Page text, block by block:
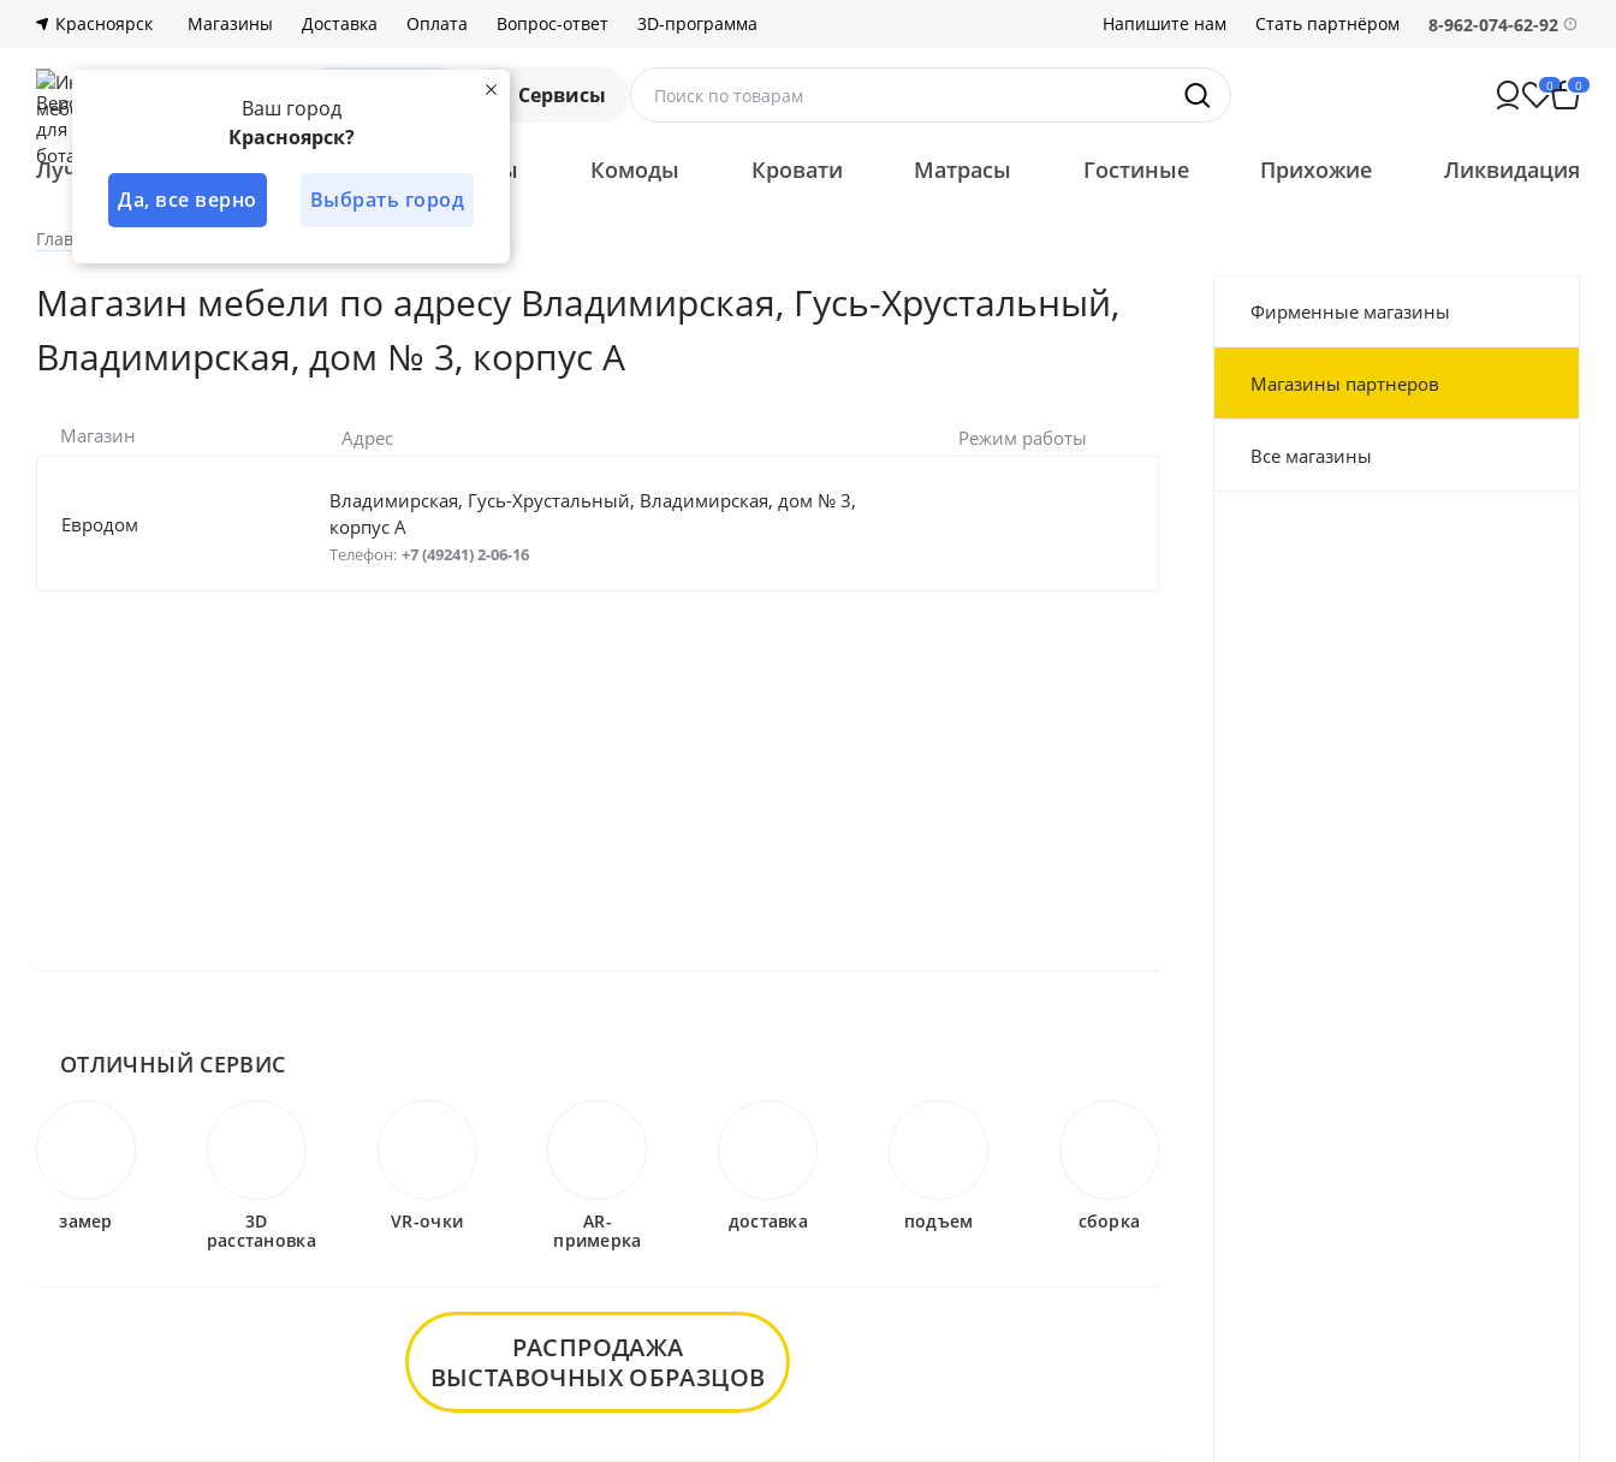
Ваш город
Красноярск?
Да, все верно Выбрать город
Красноярск Магазины Доставка Оплата Вопрос-ответ 3D-программа Напишите нам Стать партнёром 8-962-074-62-92
Сервисы Поиск по товарам 0 0
Лучшее решение Шкафы Комоды Кровати Матрасы Гостиные Прихожие Ликвидация
Главная
Магазин мебели по адресу Владимирская, Гусь-Хрустальный,
Владимирская, дом № 3, корпус А
Магазин Адрес Режим работы
Евродом
Владимирская, Гусь-Хрустальный, Владимирская, дом № 3,
корпус А
Телефон: +7 (49241) 2-06-16
ОТЛИЧНЫЙ СЕРВИС
замер
3D
расстановка
VR-очки
AR-
примерка
доставка подъем сборка
РАСПРОДАЖА
ВЫСТАВОЧНЫХ ОБРАЗЦОВ
Фирменные магазины
Магазины партнеров
Все магазины